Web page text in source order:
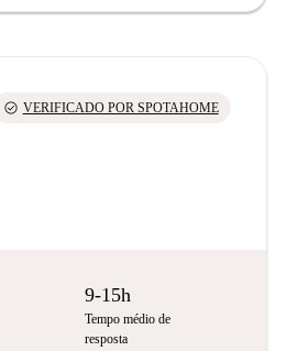
check_circle VERIFICADO POR SPOTAHOME
9-15h
Tempo médio de
resposta